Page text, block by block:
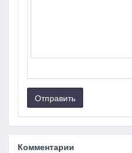
Отправить
Комментарии